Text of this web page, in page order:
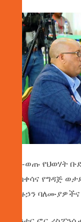
ህገ-ወጡ የህወሃት
ቅስቀሳና የግዳጅ
ብዙኃን